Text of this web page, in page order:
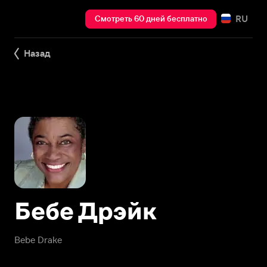
Смотреть 60 дней бесплатно RU
Назад
Bebe Drake
Бебе Дрэйк